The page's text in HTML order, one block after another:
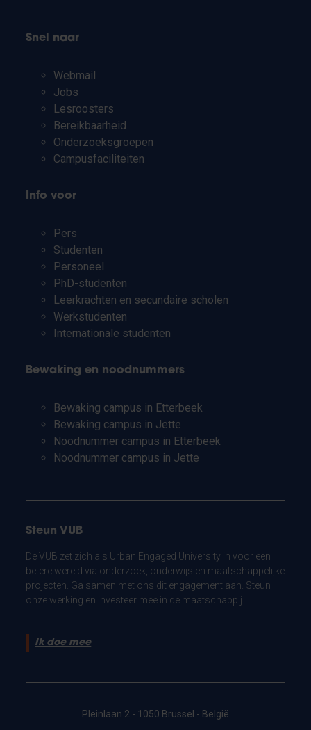
Snel naar
Webmail
Jobs
Lesroosters
Bereikbaarheid
Onderzoeksgroepen
Campusfaciliteiten
Info voor
Pers
Studenten
Personeel
PhD-studenten
Leerkrachten en secundaire scholen
Werkstudenten
Internationale studenten
Bewaking en noodnummers
Bewaking campus in Etterbeek
Bewaking campus in Jette
Noodnummer campus in Etterbeek
Noodnummer campus in Jette
Steun VUB
De VUB zet zich als Urban Engaged University in voor een
betere wereld via onderzoek, onderwijs en maatschappelijke
projecten. Ga samen met ons dit engagement aan. Steun
onze werking en investeer mee in de maatschappij.
Ik doe mee
Pleinlaan 2 - 1050 Brussel - België